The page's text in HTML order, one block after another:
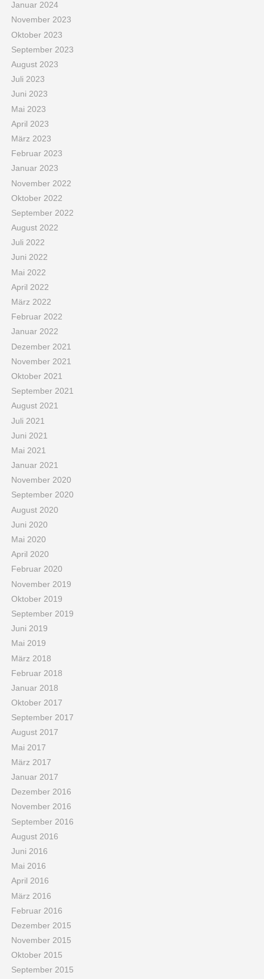
Januar 2024
November 2023
Oktober 2023
September 2023
August 2023
Juli 2023
Juni 2023
Mai 2023
April 2023
März 2023
Februar 2023
Januar 2023
November 2022
Oktober 2022
September 2022
August 2022
Juli 2022
Juni 2022
Mai 2022
April 2022
März 2022
Februar 2022
Januar 2022
Dezember 2021
November 2021
Oktober 2021
September 2021
August 2021
Juli 2021
Juni 2021
Mai 2021
Januar 2021
November 2020
September 2020
August 2020
Juni 2020
Mai 2020
April 2020
Februar 2020
November 2019
Oktober 2019
September 2019
Juni 2019
Mai 2019
März 2018
Februar 2018
Januar 2018
Oktober 2017
September 2017
August 2017
Mai 2017
März 2017
Januar 2017
Dezember 2016
November 2016
September 2016
August 2016
Juni 2016
Mai 2016
April 2016
März 2016
Februar 2016
Dezember 2015
November 2015
Oktober 2015
September 2015